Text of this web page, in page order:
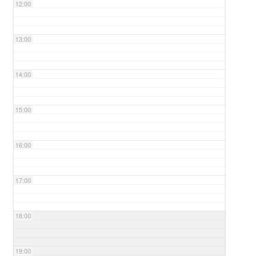
12:00
13:00
14:00
15:00
16:00
17:00
18:00
19:00